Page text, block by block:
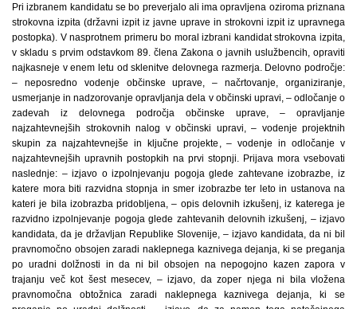
Pri izbranem kandidatu se bo preverjalo ali ima opravljena oziroma priznana
strokovna izpita (državni izpit iz javne uprave in strokovni izpit iz upravnega
postopka). V nasprotnem primeru bo moral izbrani kandidat strokovna izpita,
v skladu s prvim odstavkom 89. člena Zakona o javnih uslužbencih, opraviti
najkasneje v enem letu od sklenitve delovnega razmerja. Delovno področje:
– neposredno vodenje občinske uprave, – načrtovanje, organiziranje,
usmerjanje in nadzorovanje opravljanja dela v občinski upravi, – odločanje o
zadevah iz delovnega področja občinske uprave, – opravljanje
najzahtevnejših strokovnih nalog v občinski upravi, – vodenje projektnih
skupin za najzahtevnejše in ključne projekte, – vodenje in odločanje v
najzahtevnejših upravnih postopkih na prvi stopnji. Prijava mora vsebovati
naslednje: – izjavo o izpolnjevanju pogoja glede zahtevane izobrazbe, iz
katere mora biti razvidna stopnja in smer izobrazbe ter leto in ustanova na
kateri je bila izobrazba pridobljena, – opis delovnih izkušenj, iz katerega je
razvidno izpolnjevanje pogoja glede zahtevanih delovnih izkušenj, – izjavo
kandidata, da je državljan Republike Slovenije, – izjavo kandidata, da ni bil
pravnomočno obsojen zaradi naklepnega kaznivega dejanja, ki se preganja
po uradni dolžnosti in da ni bil obsojen na nepogojno kazen zapora v
trajanju več kot šest mesecev, – izjavo, da zoper njega ni bila vložena
pravnomočna obtožnica zaradi naklepnega kaznivega dejanja, ki se